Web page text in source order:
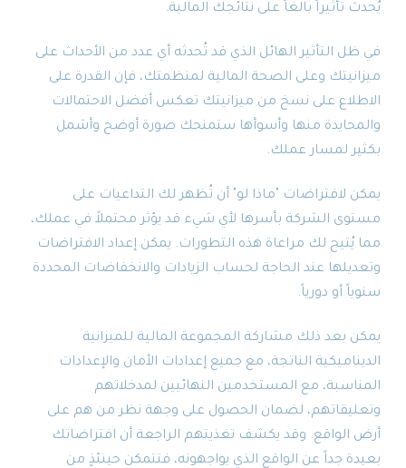
يُحدث تأثيراً بالغاً على نتائجك المالية.
في ظل التأثير الهائل الذي قد تُحدثه أي عدد من الأحداث على
ميزانيتك وعلى الصحة المالية لمنظمتك، فإن القدرة على
الاطلاع على نسخ من ميزانيتك تعكس أفضل الاحتمالات
والمحايدة منها وأسوأها ستمنحك صورة أوضح وأشمل
بكثير لمسار عملك.
يمكن لافتراضات "ماذا لو" أن تُظهر لك التداعيات على
مستوى الشركة بأسرها لأي شيء قد يؤثر محتملاً في عملك،
مما يُتيح لك مراعاة هذه التطورات. يمكن إعداد الافتراضات
وتعديلها عند الحاجة لحساب الزيادات والانخفاضات المحددة
سنوياً أو دورياً.
يمكن بعد ذلك مشاركة المجموعة المالية للميزانية
الديناميكية الناتجة، مع جميع إعدادات الأمان والإعدادات
المناسبة، مع المستخدمين النهائيين لمدخلاتهم
وتعليقاتهم، لضمان الحصول على وجهة نظر من هم على
أرض الواقع. وقد يكشف تغذيتهم الراجعة أن افتراضاتك
بعيدة جداً عن الواقع الذي يواجهونه، فتتمكن حينئذٍ من